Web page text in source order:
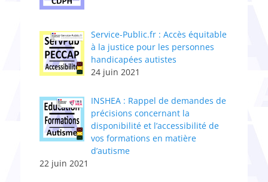
Service-Public.fr : Accès équitable
à la justice pour les personnes
handicapées autistes
24 juin 2021
INSHEA : Rappel de demandes de
précisions concernant la
disponibilité et l’accessibilité de
vos formations en matière
d’autisme
22 juin 2021